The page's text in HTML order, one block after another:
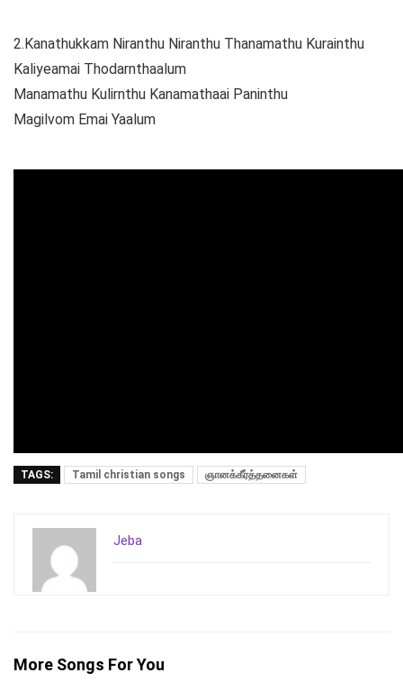
2.Kanathukkam Niranthu Niranthu Thanamathu Kurainthu
Kaliyeamai Thodarnthaalum
Manamathu Kulirnthu Kanamathaai Paninthu
Magilvom Emai Yaalum
TAGS: Tamil christian songs ஞானக்கீர்த்தனைகள்
Jeba
More Songs For You